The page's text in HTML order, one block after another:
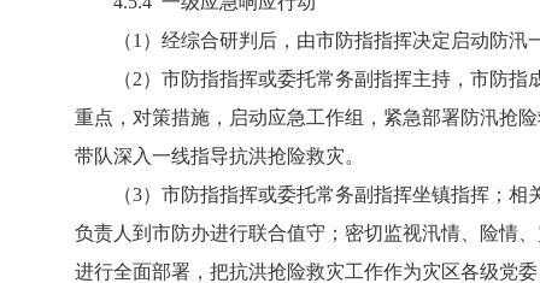
（1）经综合研判后，由市防指指挥决定启动防汛
（2）市防指指挥或委托常务副指挥主持，市防指
重点，对策措施，启动应急工作组，紧急部署防汛抢
带队深入一线指导抗洪抢险救灾。
（3）市防指指挥或委托常务副指挥坐镇指挥；相
负责人到市防办进行联合值守；密切监视汛情、险情
进行全面部署，把抗洪抢险救灾工作作为灾区各级党